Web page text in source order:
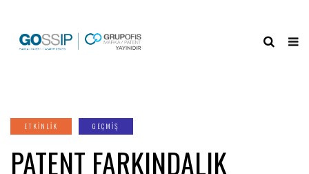
ETKINLIK GEÇMİŞ
PATENT FARKINDALIK